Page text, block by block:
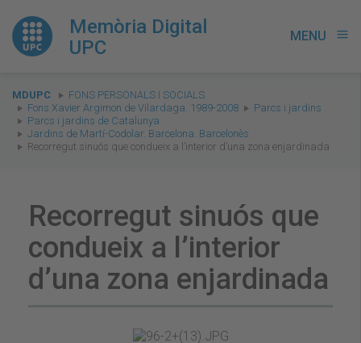
Memòria Digital
UPC
MENU menu
You
are
here:
MDUPC
FONS PERSONALS I SOCIALS
Fons Xavier Argimon de Vilardaga. 1989-2008
Parcs i jardins
Parcs i jardins de Catalunya
Jardins de Martí-Codolar. Barcelona. Barcelonès
Recorregut sinuós que condueix a l’interior d’una zona enjardinada
Recorregut sinuós que
condueix a l’interior
d’una zona enjardinada